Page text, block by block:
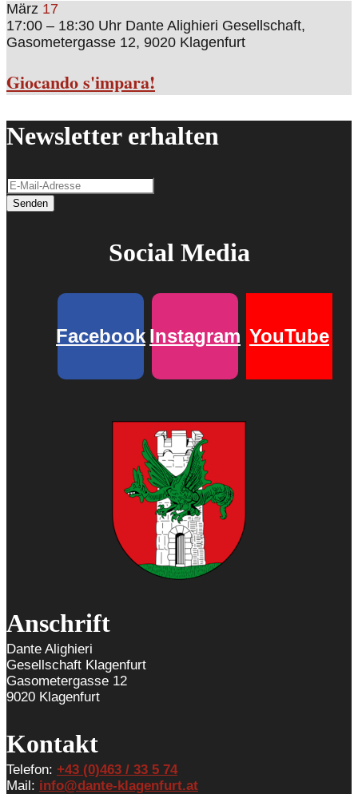
März 17
17:00 – 18:30 Uhr Dante Alighieri Gesellschaft,
Gasometergasse 12, 9020 Klagenfurt
Giocando s'impara!
Newsletter erhalten
Senden
Social Media
Facebook Instagram YouTube
Anschrift
Dante Alighieri
Gesellschaft Klagenfurt
Gasometergasse 12
9020 Klagenfurt
Kontakt
Telefon: +43 (0)463 / 33 5 74
Mail: info@dante-klagenfurt.at